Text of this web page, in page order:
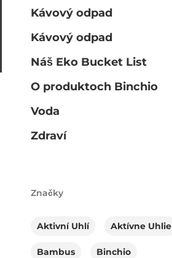
Kávový odpad
Kávový odpad
Náš Eko Bucket List
O produktoch Binchio
Voda
Zdraví
Značky
Aktivní Uhlí Aktívne Uhlie
Bambus Binchio